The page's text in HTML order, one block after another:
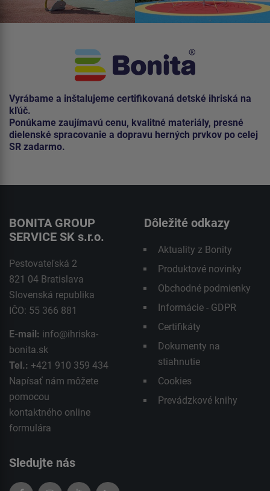
Vyrábame a inštalujeme certifikovaná detské ihriská na
kľúč.
Ponúkame zaujímavú cenu, kvalitné materiály, presné
dielenské spracovanie a dopravu herných prvkov po celej
SR zadarmo.
BONITA GROUP
SERVICE SK s.r.o.
Pestovateľská 2
821 04 Bratislava
Slovenská republika
IČO: 55 366 881
E-mail: info@ihriska-
bonita.sk
Tel.: +421 910 359 434
Napísať nám môžete
pomocou
kontaktného online
formulára
Dôležité odkazy
Aktuality z Bonity
Produktové novinky
Obchodné podmienky
Informácie - GDPR
Certifikáty
Dokumenty na
stiahnutie
Cookies
Prevádzkové knihy
Sledujte nás